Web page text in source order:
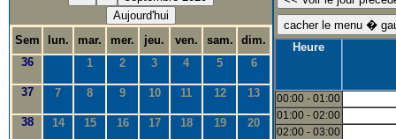
Aujourd'hui
Sem
lun. mar. mer. jeu. ven. sam.
dim.
36
1 2 3 4 5 6
37 7 8 9 10 11 12 13
38 14 15 16 17 18 19 20
Heure
00:00 - 01:00
01:00 - 02:00
02:00 - 03:00